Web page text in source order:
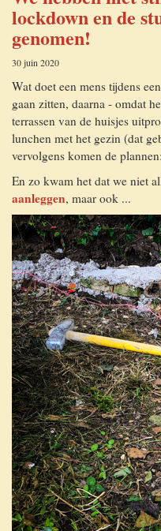
lockdown en de
genomen!
30 juin 2020
Wat doet een mens tijdens
gaan zitten, daarna - omdat
terrassen van de huisjes
lunchen met het gezin (dat
vervolgens komen de
En zo kwam het dat we niet
aanleggen, maar ook ...